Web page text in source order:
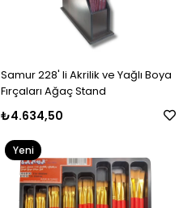
Samur 228' li Akrilik ve Yağlı Boya
Fırçaları Ağaç Stand
₺4.634,50
Yeni
Ürün